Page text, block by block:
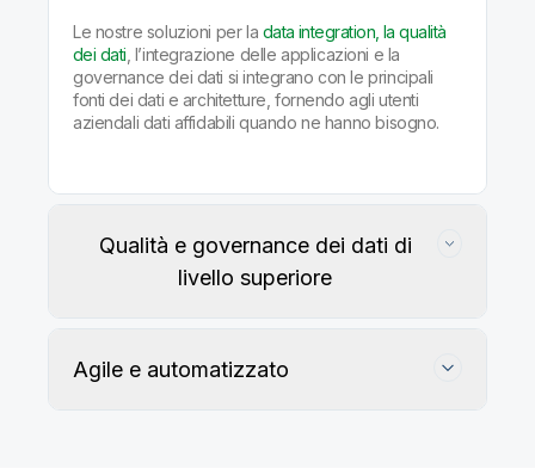
Le nostre soluzioni per la data integration, la qualità
dei dati , l’integrazione delle applicazioni e la
governance dei dati si integrano con le principali
fonti dei dati e architetture, fornendo agli utenti
aziendali dati affidabili quando ne hanno bisogno.
Qualità e governance dei dati di
livello superiore
Agile e automatizzato